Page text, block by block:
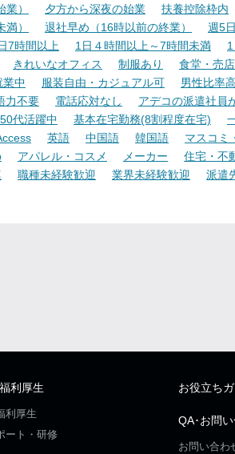
） 夕方から深夜の始業 扶養控除枠内
） 退社早め（16時以前の終業） 週5日
7時間以上 1日４時間以上～7時間未満
きれいなオフィス 制服あり
食堂・売
業中 服装自由・カジュアル可
男性比率
力不要 電話応対なし
アデコの派遣社員
50代活躍中 基本在宅勤務(8割程度在宅)
英語 中国語 韓国語
マスコミ
アパレル・コスメ メーカー
住宅・不
職種未経験歓迎 業界未経験歓迎
派遣
利厚生
利厚生
ート・研修
お役立ち
QA･お問
お問い合わ